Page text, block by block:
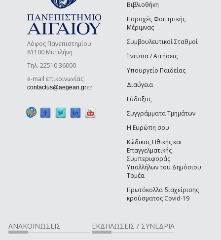
Λόφος Πανεπιστημίου
81100 Μυτιλήνη
Τηλ. 22510 36000
e-mail επικοινωνίας:
contactus@aegean.gr(link sends e-mail)
Βιβλιοθήκη
Παροχές Φοιτητικής
Μέριμνας
Συμβουλευτικοί Σταθμοί
Έντυπα / Αιτήσεις
Υπουργείο Παιδείας
Διαύγεια
Εύδοξος
Συγγράμματα Τμημάτων
Η Ευρώπη σου
Κώδικας Ηθικής και
Επαγγελματικής
Συμπεριφοράς
Υπαλλήλων του Δημόσιου
Τομέα
Πρωτόκολλα διαχείρισης
κρούσματος Covid-19
ΑΝΑΚΟΙΝΩΣΕΙΣ ΕΚΔΗΛΩΣΕΙΣ / ΣΥΝΕΔΡΙΑ